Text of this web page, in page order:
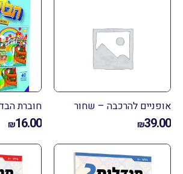
להרכבה – שחור
₪
חוברת
₪16.00